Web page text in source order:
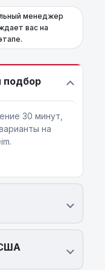
менеджер
вас на
подбор
30 минут,
на